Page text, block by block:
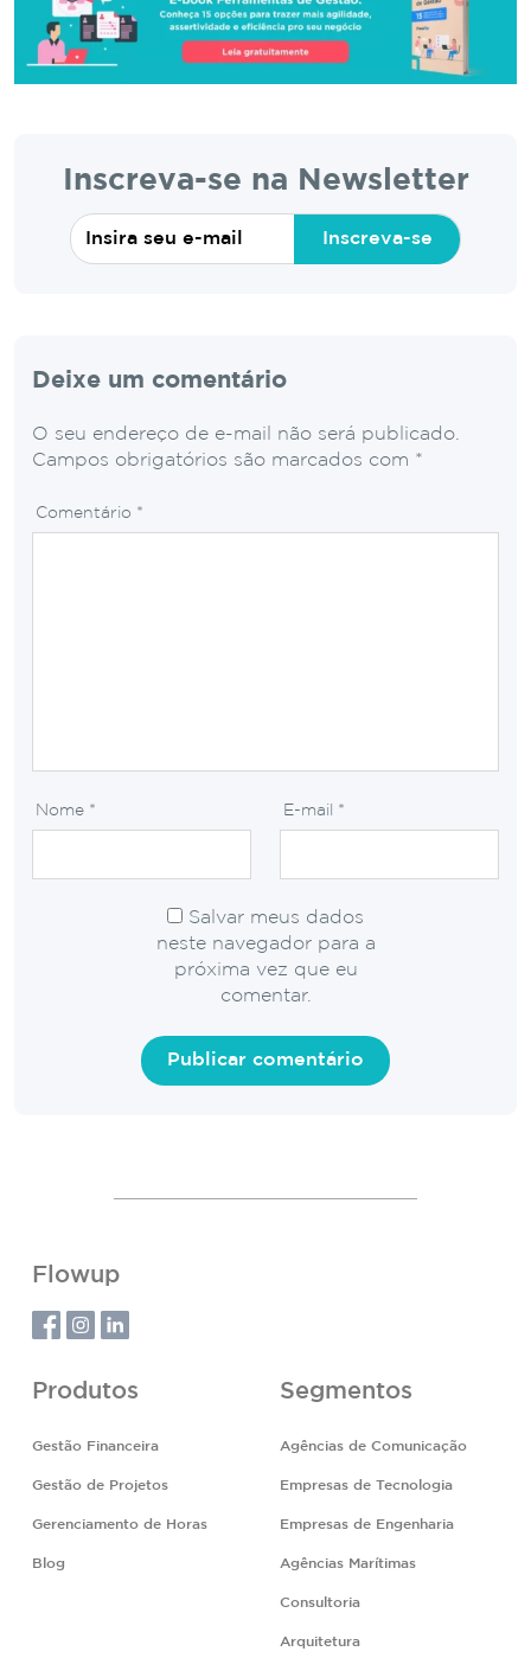
Inscreva-se na Newsletter
Inscreva-se
Deixe um comentário
O seu endereço de e-mail não será publicado.
Campos obrigatórios são marcados com *
Comentário *
Nome * E-mail *
Salvar meus dados
neste navegador para a
próxima vez que eu
comentar.
Flowup
Produtos
Gestão Financeira
Gestão de Projetos
Gerenciamento de Horas
Blog
Segmentos
Agências de Comunicação
Empresas de Tecnologia
Empresas de Engenharia
Agências Marítimas
Consultoria
Arquitetura